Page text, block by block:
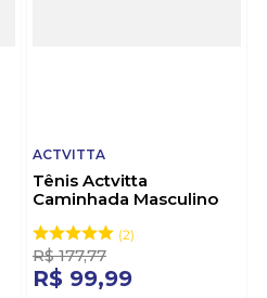
ACTVITTA
Tênis Actvitta
Caminhada Masculino
2
R$ 177,77
R$ 99,99